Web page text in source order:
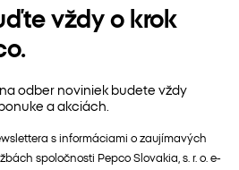
vždy o krok
odber noviniek budete vždy
a akciách.
s informáciami o zaujímavých
spoločnosti Pepco Slovakia, s. r. o. e-